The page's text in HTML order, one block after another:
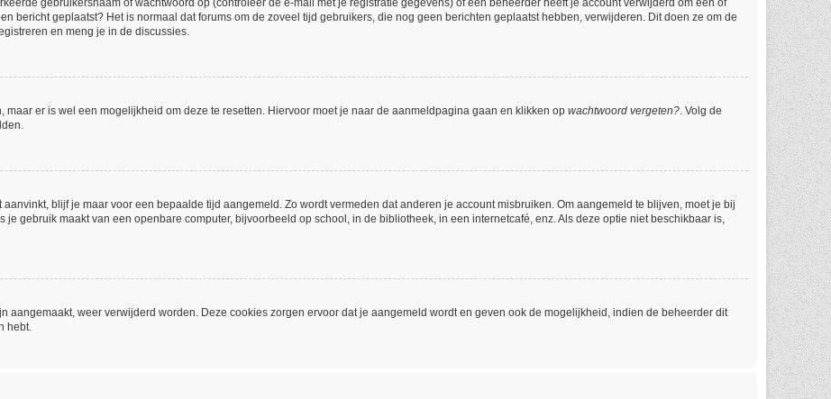
gebruikersnaam of wachtwoord op (controleer de e-mail met je registratie gegevens) of een beheerder heeft je account verwijderd om één of
bericht geplaatst? Het is normaal dat forums om de zoveel tijd gebruikers, die nog geen berichten geplaatst hebben, verwijderen. Dit doen ze om de
en meng je in de discussies.
er is wel een mogelijkheid om deze te resetten. Hiervoor moet je naar de aanmeldpagina gaan en klikken op wachtwoord vergeten?. Volg de
blijf je maar voor een bepaalde tijd aangemeld. Zo wordt vermeden dat anderen je account misbruiken. Om aangemeld te blijven, moet je bij
je gebruik maakt van een openbare computer, bijvoorbeeld op school, in de bibliotheek, in een internetcafé, enz. Als deze optie niet beschikbaar is,
aangemaakt, weer verwijderd worden. Deze cookies zorgen ervoor dat je aangemeld wordt en geven ook de mogelijkheid, indien de beheerder dit
hebt.